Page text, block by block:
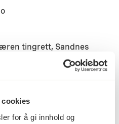
cookies
for å gi innhold og
tingrett, Sandnes